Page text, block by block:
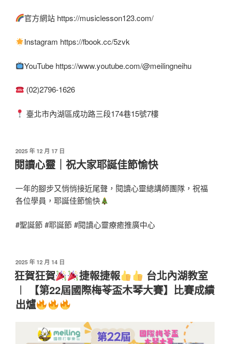
官方網站 https://musiclesson123.com/
Instagram https://fbook.cc/5zvk
YouTube https://www.youtube.com/@meilingneihu
(02)2796-1626
臺北市內湖區成功路三段174巷15號7樓
發
佈
於
2025 年 12 月 17 日
閱讀心靈｜祝大家耶誕佳節愉快
一年的腳步又悄悄接近尾聲，閱讀心靈總講師團隊，祝福
各位學員，耶誕佳節愉快
#聖誕節 #耶誕節 #閱讀心靈療癒推廣中心
發
佈
於
2025 年 12 月 14 日
狂賀狂賀 捷報捷報
台北內湖教室
︱ 【第22屆國際梅苓盃木琴大賽】比賽成績
出爐